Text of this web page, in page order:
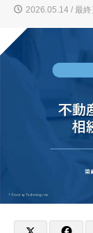
2026.05.14 / 最